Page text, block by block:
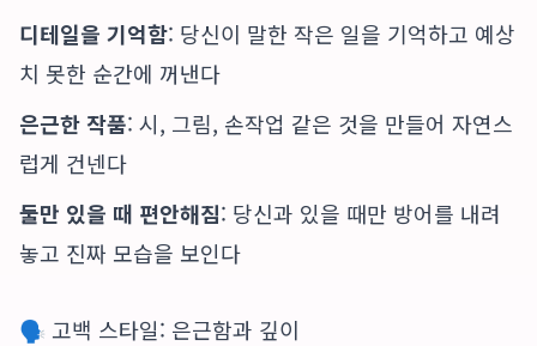
디테일을 기억함: 당신이 말한 작은 일을 기억하고 예상
치 못한 순간에 꺼낸다
은근한 작품: 시, 그림, 손작업 같은 것을 만들어 자연스
럽게 건넨다
둘만 있을 때 편안해짐: 당신과 있을 때만 방어를 내려
놓고 진짜 모습을 보인다
🗣️ 고백 스타일: 은근함과 깊이